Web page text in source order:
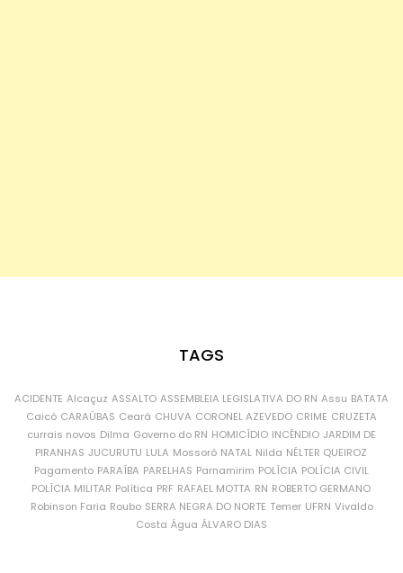
TAGS
ACIDENTE Alcaçuz ASSALTO ASSEMBLEIA LEGISLATIVA DO RN Assu BATATA
Caicó CARAÚBAS Ceará CHUVA CORONEL AZEVEDO CRIME CRUZETA
currais novos Dilma Governo do RN HOMICÍDIO INCÊNDIO JARDIM DE
PIRANHAS JUCURUTU LULA Mossoró NATAL Nilda NÉLTER QUEIROZ
Pagamento PARAÍBA PARELHAS Parnamirim POLÍCIA POLÍCIA CIVIL
POLÍCIA MILITAR Política PRF RAFAEL MOTTA RN ROBERTO GERMANO
Robinson Faria Roubo SERRA NEGRA DO NORTE Temer UFRN Vivaldo
Costa Água ÁLVARO DIAS